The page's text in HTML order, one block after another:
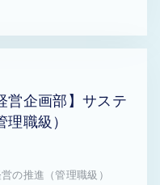
営企画部】サステ
職級）
の推進（管理職級）